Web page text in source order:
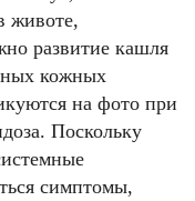
животе,
развитие кашля
кожных
на фото при
Поскольку
симптомы,